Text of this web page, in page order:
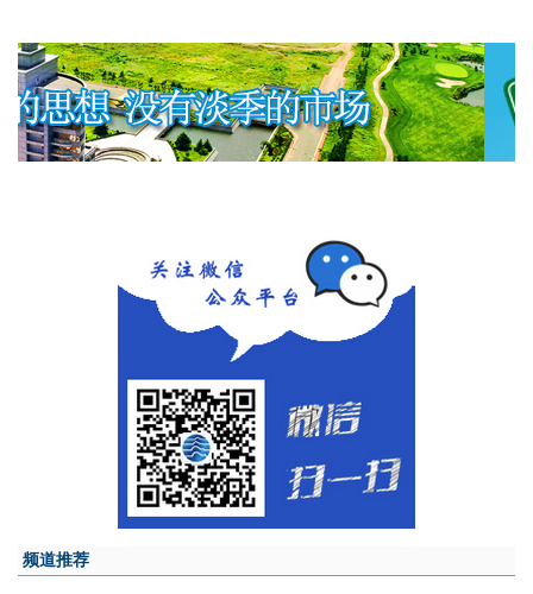
频道推荐